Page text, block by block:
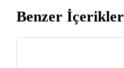
Benzer İçerikler